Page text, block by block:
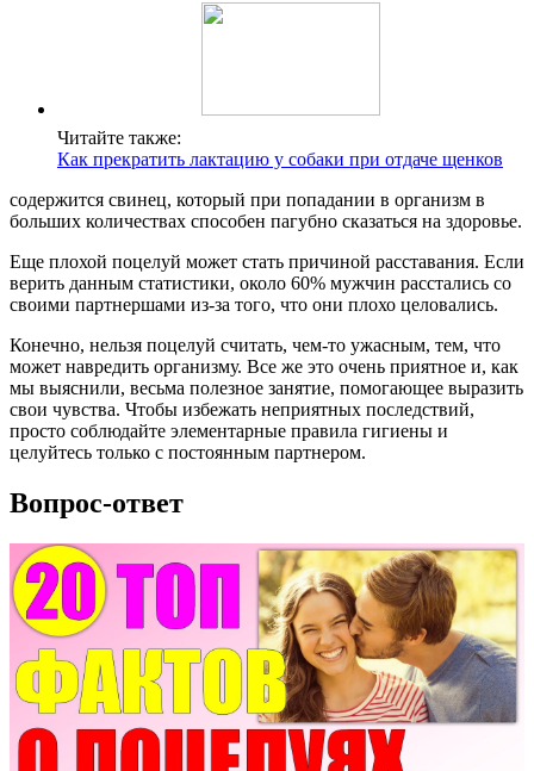
Читайте также:
Как прекратить лактацию у собаки при отдаче щенков
содержится свинец, который при попадании в организм в
больших количествах способен пагубно сказаться на здоровье.
Еще плохой поцелуй может стать причиной расставания. Если
верить данным статистики, около 60% мужчин расстались со
своими партнершами из-за того, что они плохо целовались.
Конечно, нельзя поцелуй считать, чем-то ужасным, тем, что
может навредить организму. Все же это очень приятное и, как
мы выяснили, весьма полезное занятие, помогающее выразить
свои чувства. Чтобы избежать неприятных последствий,
просто соблюдайте элементарные правила гигиены и
целуйтесь только с постоянным партнером.
Вопрос-ответ